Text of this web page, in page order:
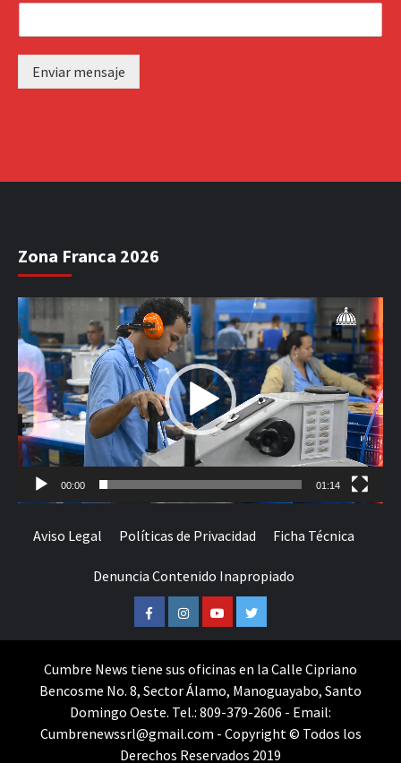
Enviar mensaje
Zona Franca 2026
Reproductor
de
vídeo
00:00 01:14
Aviso Legal Políticas de Privacidad Ficha Técnica
Denuncia Contenido Inapropiado
FacebookInstagramYoutubeTwitter
Cumbre News tiene sus oficinas en la Calle Cipriano
Bencosme No. 8, Sector Álamo, Manoguayabo, Santo
Domingo Oeste. Tel.: 809-379-2606 - Email:
Cumbrenewssrl@gmail.com - Copyright © Todos los
Derechos Reservados 2019